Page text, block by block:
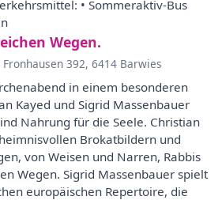
• Sommeraktiv-Bus
Wegen.
Fronhausen 392, 6414 Barwies
in einem besonderen
Kayed und Sigrid Massenbauer
Nahrung für die Seele. Christian
Brokatbildern und
von Weisen und Narren, Rabbis
Wegen. Sigrid Massenbauer spielt
europäischen Repertoire, die